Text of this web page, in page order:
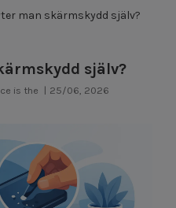
man skärmskydd själv?
själv?
is the | 25/06, 2026